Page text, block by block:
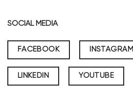
SOCIAL MEDIA
FACEBOOK INSTAGRAM
LINKEDIN YOUTUBE